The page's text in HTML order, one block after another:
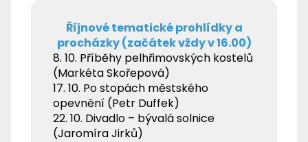
Říjnové tematické prohlídky a
procházky (začátek vždy v 16.00)
8. 10. Příběhy pelhřimovských kostelů
(Markéta Skořepová)
17. 10. Po stopách městského
opevnění (Petr Duffek)
22. 10. Divadlo – bývalá solnice
(Jaromíra Jirků)